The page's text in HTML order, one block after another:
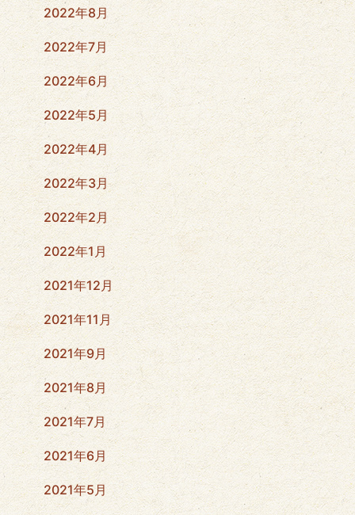
2022年8月
2022年7月
2022年6月
2022年5月
2022年4月
2022年3月
2022年2月
2022年1月
2021年12月
2021年11月
2021年9月
2021年8月
2021年7月
2021年6月
2021年5月